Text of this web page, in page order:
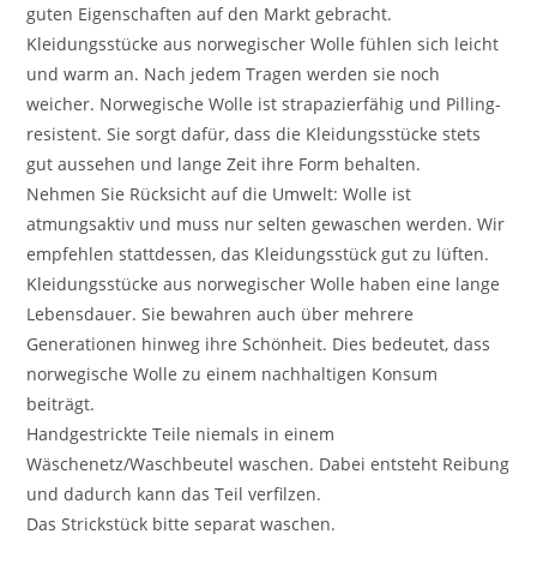
guten Eigenschaften auf den Markt gebracht.
Kleidungsstücke aus norwegischer Wolle fühlen sich leicht
und warm an. Nach jedem Tragen werden sie noch
weicher. Norwegische Wolle ist strapazierfähig und Pilling-
resistent. Sie sorgt dafür, dass die Kleidungsstücke stets
gut aussehen und lange Zeit ihre Form behalten.
Nehmen Sie Rücksicht auf die Umwelt: Wolle ist
atmungsaktiv und muss nur selten gewaschen werden. Wir
empfehlen stattdessen, das Kleidungsstück gut zu lüften.
Kleidungsstücke aus norwegischer Wolle haben eine lange
Lebensdauer. Sie bewahren auch über mehrere
Generationen hinweg ihre Schönheit. Dies bedeutet, dass
norwegische Wolle zu einem nachhaltigen Konsum
beiträgt.
Handgestrickte Teile niemals in einem
Wäschenetz/Waschbeutel waschen. Dabei entsteht Reibung
und dadurch kann das Teil verfilzen.
Das Strickstück bitte separat waschen.